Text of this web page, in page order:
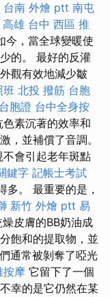
台南 外燴 ptt 南屯
高雄 台中 西區 推
今，當全球變暖使
的。 最好的反灌
觀有效地減少皺
班 北投 撥筋 台胞
胞證 台中全身按
素沉著的效率和
，並補償了音調。
會引起老年斑點
鍵字 記帳士考試
多。 最重要的是，
新竹 外燴 ptt 易
皮膚的BB奶油成
飽和的提取物，並
通常被剝奪了啞光
按摩 它留下了一個
幸的是它仍然在某